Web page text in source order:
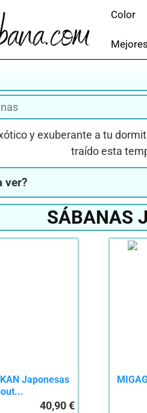
Color
y exuberante a tu
traído esta
ver?
SÁBANAS
Japonesas
40,90 €